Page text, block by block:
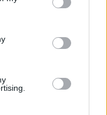
Faraday elétrico. As
são incertas.